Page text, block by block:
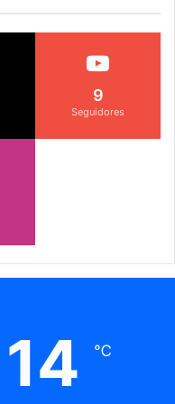
9
Seguidores
14 ℃